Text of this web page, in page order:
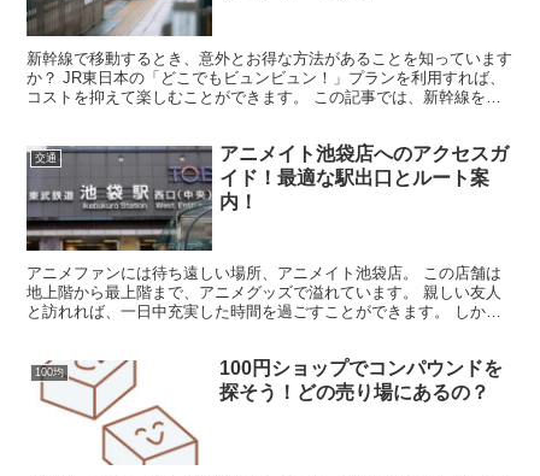
新幹線で移動するとき、意外とお得な方法があることを知っています
か？ JR東日本の「どこでもビュンビュン！」プランを利用すれば、
コストを抑えて楽しむことができます。 この記事では、新幹線を利
交通
アニメイト池袋店へのアクセスガ
イド！最適な駅出口とルート案
内！
アニメファンには待ち遠しい場所、アニメイト池袋店。 この店舗は
地上階から最上階まで、アニメグッズで溢れています。 親しい友人
と訪れれば、一日中充実した時間を過ごすことができます。 しか
100均
100円ショップでコンパウンドを
探そう！どの売り場にあるの？